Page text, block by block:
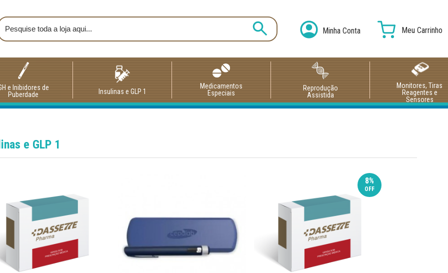
Minha Conta Meu Carrinho
e Inibidores de
Puberdade
Insulinas e GLP 1
Medicamentos
Especiais
Reprodução
Assistida
Monitores, Tiras
Reagentes e
Sensores
e GLP 1
8%